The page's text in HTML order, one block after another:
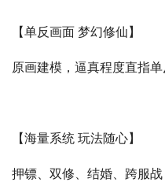
【单反画面 梦幻修仙】
原画建模，逼真程度直指
【海量系统 玩法随心】
押镖、双修、结婚、跨服